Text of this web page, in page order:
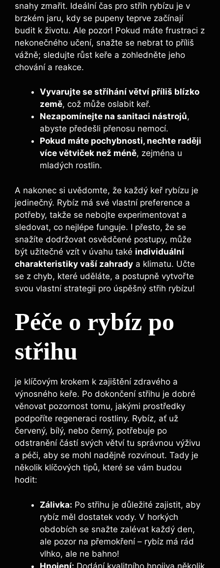
snahy zmařit. Ideální čas pro střih rybízu je v
brzkém jaru, kdy se pupeny teprve začínají
budit k životu. Ale pozor! Pokud máte frustraci z
nekonečného učení, snažte se nebrat to příliš
vážně; sledujte růst keře a zohledněte jeho
chování a reakce.
Vyvarujte se stříhání větví příliš blízko
země, což může oslabit keř.
Nezapomínejte na sanitaci nástrojů,
abyste předešli přenosu nemocí.
Pokud máte pochybnosti, nechte raději
více větviček než méně, zejména u
mladých rostlin.
A nakonec si uvědomte, že každý keř rybízu je
jedinečný. Rybíz má své vlastní preference a
potřeby, takže se nebojte experimentovat a
sledovat, co nejlépe funguje. I přesto, že se
snažíte dodržovat osvědčené postupy, může
být užitečné vzít v úvahu také individuální
charakteristiky vaší zahrady a klimatu. Učte
se z chyb, které uděláte, a postupně vytvořte
svou vlastní strategii pro úspěšný střih rybízu!
Péče o rybíz po
střihu
je klíčovým krokem k zajištění zdravého a
výnosného keře. Po dokončení střihu je dobré
věnovat pozornost tomu, jakými prostředky
podpoříte regeneraci rostliny. Rybíz, ať už
červený, bílý, nebo černý, potřebuje po
odstranění částí svých větví tu správnou výživu
a péči, aby se mohl nadějně rozvinout. Tady je
několik klíčových tipů, které se vám budou
hodit:
Zálivka: Po střihu je důležité zajistit, aby
rybíz měl dostatek vody. V horkých
obdobích se snažte zalévat každý den,
ale pozor na přemokření – rybíz má rád
vlhko, ale ne bahno!
Hnojení: Dodání kvalitního hnojiva několik